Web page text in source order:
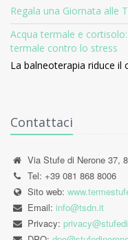
Regala una Giornata alle
Acqua termale e
termale contro lo stress
La balneoterapia riduce il
Contattaci
Via Stufe di Nerone 37,
Tel: +39 081 868 8006
Sito web:
Email: info@tsdn.it
Privacy: